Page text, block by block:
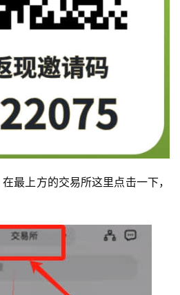
最上方的交易所这里点击一下，